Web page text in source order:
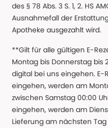
des § 78 Abs. 3 S. 1, 2. HS
Ausnahmefall der
Apotheke ausgezahlt wird.
**Gilt für alle gültigen E-
Montag bis Donnerstag bis
digital bei uns eingehen. E-
eingehen, werden am
zwischen Samstag 00:00
eingehen, werden am
Lieferung am nächsten